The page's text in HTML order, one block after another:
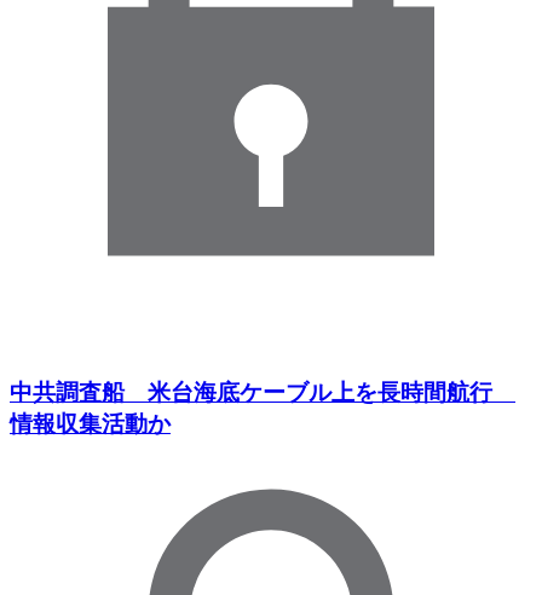
中共調査船 米台海底ケーブル上を長時間航行
情報収集活動か